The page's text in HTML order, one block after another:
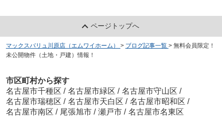
ページトップへ
マックスバリュ川原店（エムワイホーム） > ブログ記事一覧 > 無料会員限定！
未公開物件（土地・戸建）情報！
市区町村から探す
名古屋市千種区 / 名古屋市緑区 / 名古屋市守山区 /
名古屋市瑞穂区 / 名古屋市天白区 / 名古屋市昭和区 /
名古屋市南区 / 尾張旭市 / 瀬戸市 / 名古屋市名東区